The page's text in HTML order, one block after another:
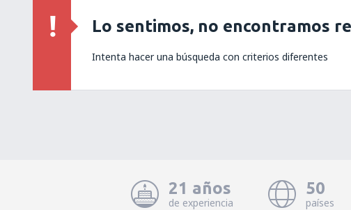
Lo sentimos, no encontramos
Intenta hacer una búsqueda con criterios diferentes
21 años
de experiencia
50
países